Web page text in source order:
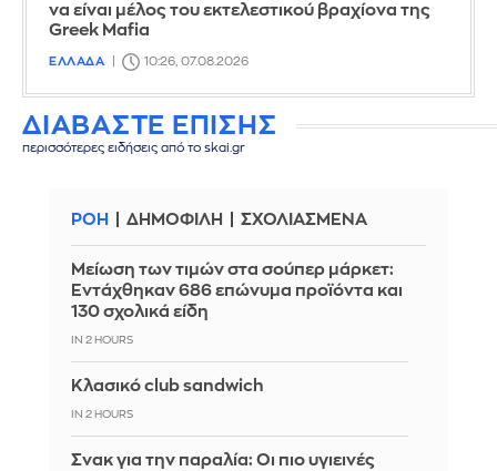
να είναι μέλος του εκτελεστικού βραχίονα της
Greek Mafia
ΕΛΛΑΔΑ 10:26, 07.08.2026
ΔΙΑΒΑΣΤΕ ΕΠΙΣΗΣ
περισσότερες ειδήσεις από το skai.gr
ΡΟΗ ΔΗΜΟΦΙΛΗ ΣΧΟΛΙΑΣΜΕΝΑ
Μείωση των τιμών στα σούπερ μάρκετ:
Εντάχθηκαν 686 επώνυμα προϊόντα και
130 σχολικά είδη
IN 2 HOURS
Κλασικό club sandwich
IN 2 HOURS
Σνακ για την παραλία: Οι πιο υγιεινές